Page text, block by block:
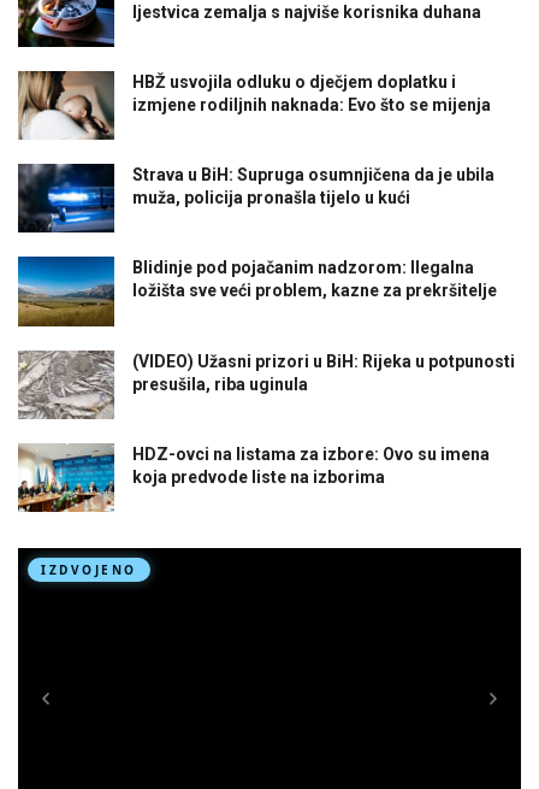
ljestvica zemalja s najviše korisnika duhana
HBŽ usvojila odluku o dječjem doplatku i
izmjene rodiljnih naknada: Evo što se mijenja
Strava u BiH: Supruga osumnjičena da je ubila
muža, policija pronašla tijelo u kući
Blidinje pod pojačanim nadzorom: Ilegalna
ložišta sve veći problem, kazne za prekršitelje
(VIDEO) Užasni prizori u BiH: Rijeka u potpunosti
presušila, riba uginula
HDZ-ovci na listama za izbore: Ovo su imena
koja predvode liste na izborima